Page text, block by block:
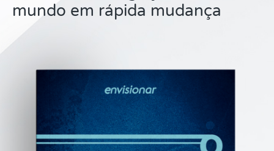
mundo em rápida mudança